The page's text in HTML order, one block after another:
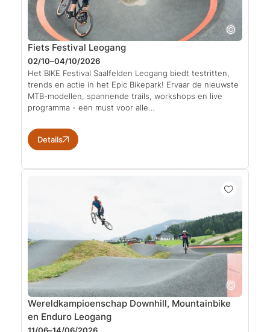
Fiets Festival Leogang
02/10–04/10/2026
Het BIKE Festival Saalfelden Leogang biedt testritten,
trends en actie in het Epic Bikepark! Ervaar de nieuwste
MTB-modellen, spannende trails, workshops en live
programma - een must voor alle…
Details
Wereldkampioenschap Downhill, Mountainbike
en Enduro Leogang
11/06–14/06/2026